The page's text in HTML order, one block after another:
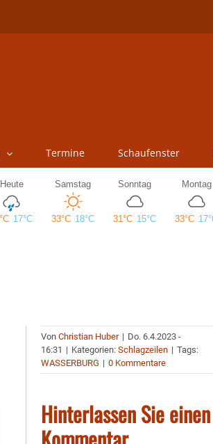
Termine Schaufenster
VonChristian Huber | Do. 6.4.2023 -
16:31 | Kategorien:Schlagzeilen | Tags:
WASSERBURG | 0 Kommentare
Hinterlassen Sie einen